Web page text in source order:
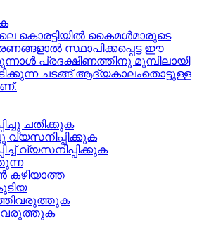
കൊരട്ടിയില്‍ കൈമള്‍മാരുടെ
സ്ഥാപിക്കപ്പെട്ട ഈ
പ്രദക്ഷിണത്തിനു മുമ്പിലായി
ചടങ്ങ്‌ ആദ്യകാലംതൊട്ടുള്ള
ചതിക്കുക
വ്യസനിപ്പിക്കുക
വ്യസനിപ്പിക്കുക
കഴിയാത്ത
വരുത്തുക